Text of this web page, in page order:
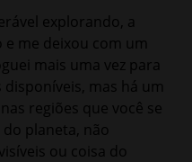
explorando, a
me deixou com um
mais uma vez para
mas há um
regiões que você se
planeta, não
ou coisa do